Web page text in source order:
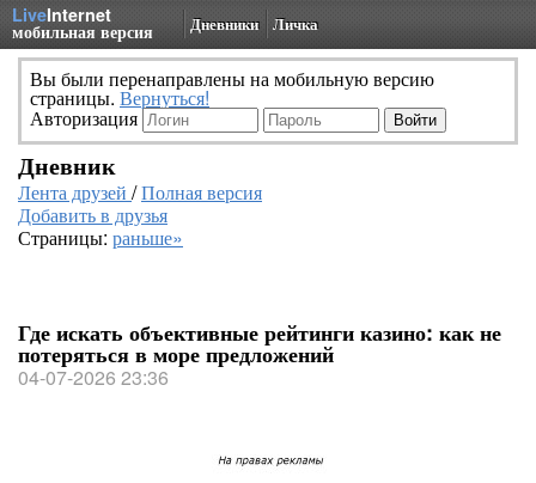
LiveInternet
мобильная версия Дневники Личка
Вы были перенаправлены на мобильную версию
страницы. Вернуться!
Авторизация
Дневник
Лента друзей /Полная версия
Добавить в друзья
Страницы: раньше»
Где искать объективные рейтинги казино: как не
потеряться в море предложений
04-07-2026 23:36